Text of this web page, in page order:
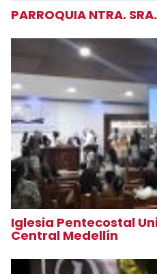
PARROQUIA NTRA.
Iglesia Pentecostal
Central Medellín